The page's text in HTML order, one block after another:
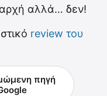
αλλά… δεν!
review του
πηγή